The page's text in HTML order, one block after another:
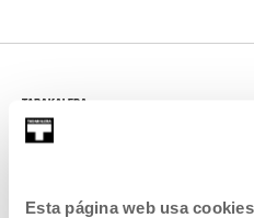
Esta página web usa cookies